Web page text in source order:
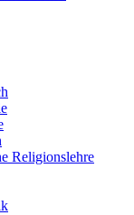
Religionslehre